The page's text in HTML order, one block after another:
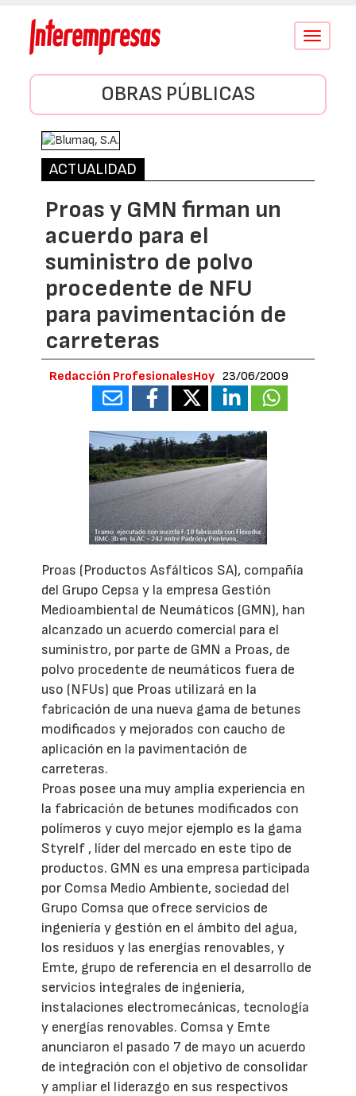
Conmutar
OBRAS PÚBLICAS
ACTUALIDAD
Proas y GMN firman un
acuerdo para el
suministro de polvo
procedente de NFU
para pavimentación de
carreteras
Redacción ProfesionalesHoy 23/06/2009
Proas (Productos Asfálticos SA), compañía
del Grupo Cepsa y la empresa Gestión
Medioambiental de Neumáticos (GMN), han
alcanzado un acuerdo comercial para el
suministro, por parte de GMN a Proas, de
polvo procedente de neumáticos fuera de
uso (NFUs) que Proas utilizará en la
fabricación de una nueva gama de betunes
modificados y mejorados con caucho de
aplicación en la pavimentación de
carreteras.
Proas posee una muy amplia experiencia en
la fabricación de betunes modificados con
polímeros y cuyo mejor ejemplo es la gama
Styrelf , líder del mercado en este tipo de
productos. GMN es una empresa participada
por Comsa Medio Ambiente, sociedad del
Grupo Comsa que ofrece servicios de
ingeniería y gestión en el ámbito del agua,
los residuos y las energías renovables, y
Emte, grupo de referencia en el desarrollo de
servicios integrales de ingeniería,
instalaciones electromecánicas, tecnología
y energías renovables. Comsa y Emte
anunciaron el pasado 7 de mayo un acuerdo
de integración con el objetivo de consolidar
y ampliar el liderazgo en sus respectivos